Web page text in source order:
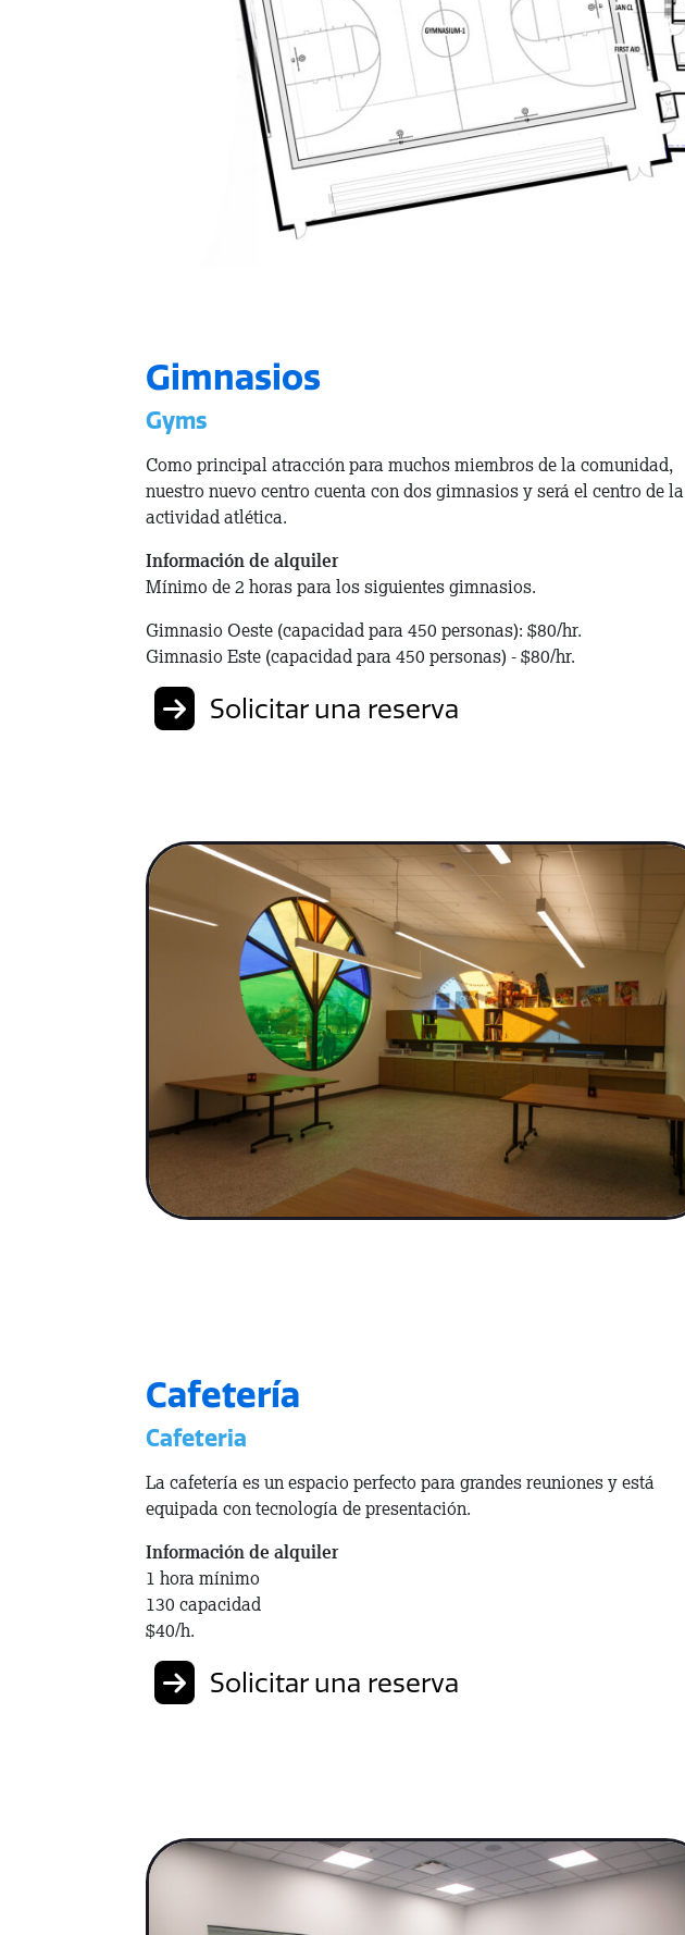
Gimnasios
Gyms
Como principal atracción para muchos miembros de la comunidad,
nuestro nuevo centro cuenta con dos gimnasios y será el centro de la
actividad atlética.
Información de alquiler
Mínimo de 2 horas para los siguientes gimnasios.
Gimnasio Oeste (capacidad para 450 personas): $80/hr.
Gimnasio Este (capacidad para 450 personas) - $80/hr.
Solicitar una reserva
Cafetería
Cafeteria
La cafetería es un espacio perfecto para grandes reuniones y está
equipada con tecnología de presentación.
Información de alquiler
1 hora mínimo
130 capacidad
$40/h.
Solicitar una reserva